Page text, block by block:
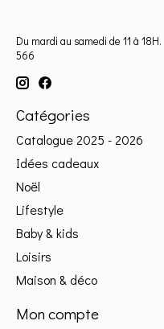
Du mardi au samedi de 11 à
566
Catégories
Catalogue 2025 - 2026
Idées cadeaux
Noël
Lifestyle
Baby & kids
Loisirs
Maison & déco
Mon compte